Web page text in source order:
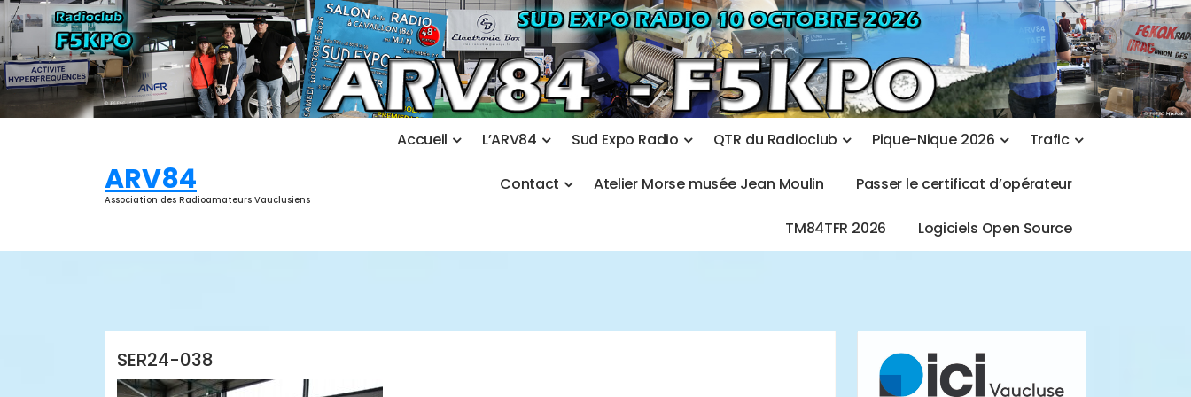
Aller
au
contenu
ARV84
Association des Radioamateurs Vauclusiens
Accueil L’ARV84 Sud Expo Radio QTR du Radioclub Pique-Nique 2026 Trafic
Contact Atelier Morse musée Jean Moulin Passer le certificat d’opérateur
TM84TFR 2026 Logiciels Open Source
SER24-038